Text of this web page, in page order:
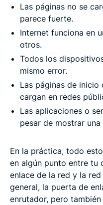
Las páginas no se
parece fuerte.
Internet funciona en
otros.
Todos los
mismo error.
Las páginas de inicio
cargan en redes
Las aplicaciones o
pesar de mostrar
En la práctica, todo
en algún punto entre tu
enlace de la red y la
general, la puerta de
enrutador, pero